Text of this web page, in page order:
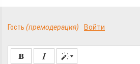
Гость (премодерация) Войти